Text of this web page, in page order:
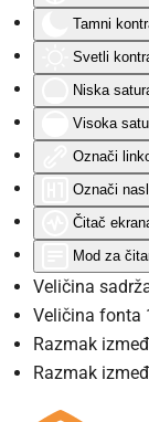
Tamni
Svetli
Niska
Visoka
Označi
Označi
Čitač
Mod za
Veličina
Veličina fonta
Razmak
Razmak